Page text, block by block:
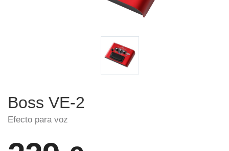
Boss VE-2
Efecto para voz